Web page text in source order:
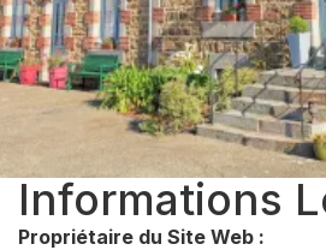
Informations
Propriétaire du Site Web :